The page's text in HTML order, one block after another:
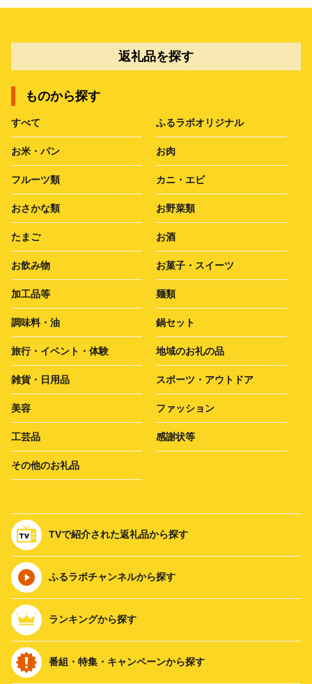
返礼品を探す
ものから探す
すべて ふるラボオリジナル
お米・パン お肉
フルーツ類 カニ・エビ
おさかな類 お野菜類
たまご お酒
お飲み物 お菓子・スイーツ
加工品等 麺類
調味料・油 鍋セット
旅行・イベント・体験 地域のお礼の品
雑貨・日用品 スポーツ・アウトドア
美容 ファッション
工芸品 感謝状等
その他のお礼品
TVで紹介された返礼品から探す
ふるラボチャンネルから探す
ランキングから探す
番組・特集・キャンペーンから探す